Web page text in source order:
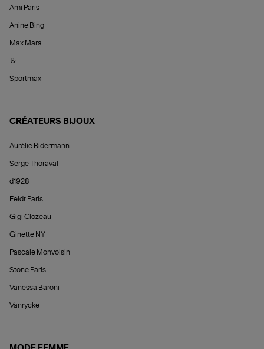
Ami Paris
Anine Bing
Max Mara
&
Sportmax
CRÉATEURS BIJOUX
Aurélie Bidermann
Serge Thoraval
d1928
Feidt Paris
Gigi Clozeau
Ginette NY
Pascale Monvoisin
Stone Paris
Vanessa Baroni
Vanrycke